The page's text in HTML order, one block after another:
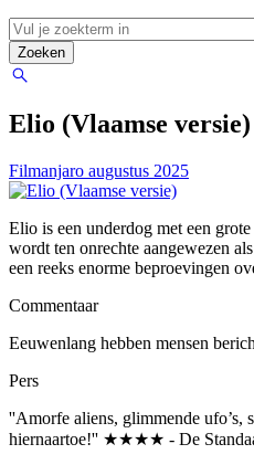
Elio (Vlaamse versie)
Filmanjaro augustus 2025
Elio is een underdog met een
wordt ten onrechte aangewezen
een reeks enorme beproevingen
Commentaar
Eeuwenlang hebben mensen
Pers
''Amorfe aliens, glimmende ufo’s,
hiernaartoe!'' ★★★★ - De